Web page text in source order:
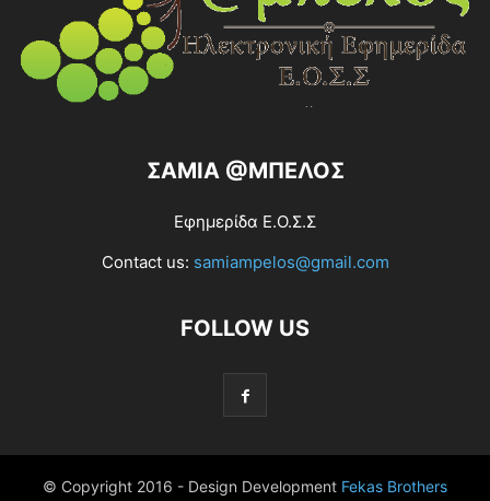
ΣΑΜΙΑ @ΜΠΕΛΟΣ
Εφημερίδα Ε.Ο.Σ.Σ
Contact us: samiampelos@gmail.com
FOLLOW US
© Copyright 2016 - Design Development Fekas Brothers